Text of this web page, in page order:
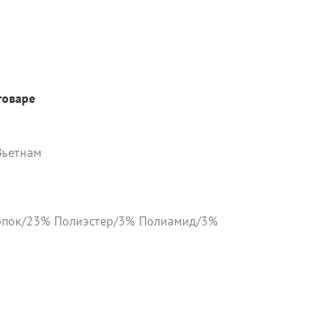
23% Полиэстер/3% Полиамид/3%